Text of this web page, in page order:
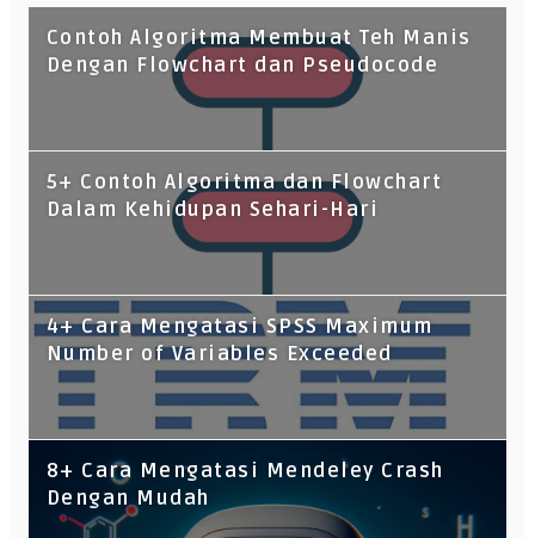
Contoh Algoritma Membuat Teh Manis
Dengan Flowchart dan Pseudocode
5+ Contoh Algoritma dan Flowchart
Dalam Kehidupan Sehari-Hari
4+ Cara Mengatasi SPSS Maximum
Number of Variables Exceeded
8+ Cara Mengatasi Mendeley Crash
Dengan Mudah